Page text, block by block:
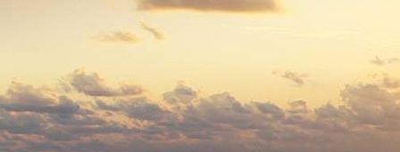
7172 - (0153) Klosterstraße 2011